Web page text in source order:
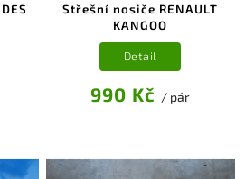
Střešní nosiče RENAULT
KANGOO
990 Kč / pár
Detail